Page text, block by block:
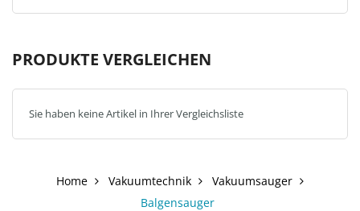
PRODUKTE VERGLEICHEN
Sie haben keine Artikel in Ihrer Vergleichsliste
Home Vakuumtechnik
Vakuumsauger
Balgensauger